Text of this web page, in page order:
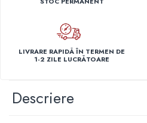
Capace r14 Opel
Capace r14 Seat
Capace r14 Skoda
Capace r14 VW
LIVRARE RAPIDĂ ÎN TERMEN DE
1-2 ZILE LUCRĂTOARE
Descriere